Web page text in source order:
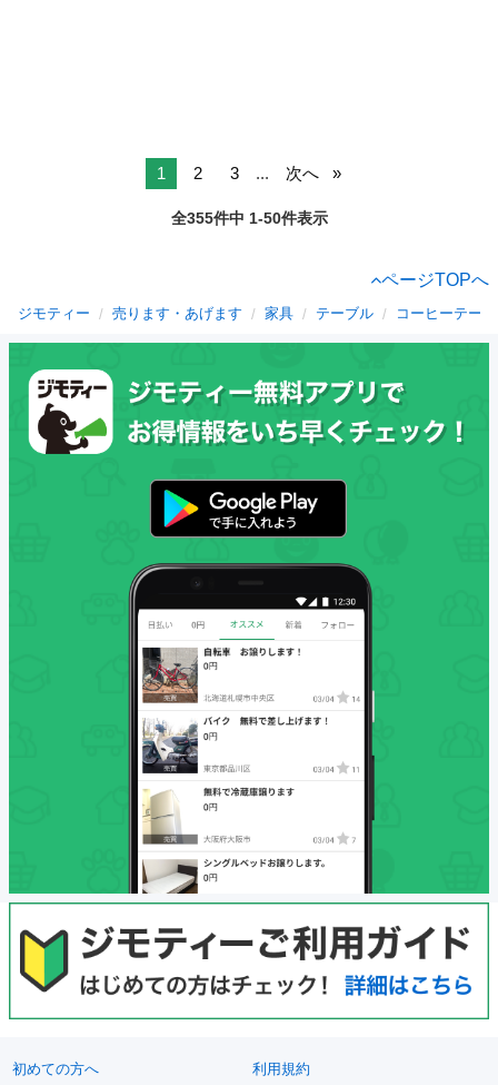
1 2 3 ... 次へ
全355件中 1-50件表示
ページTOPへ
ジモティー 売ります・あげます 家具 テーブル コーヒーテー
初めての方へ 利用規約